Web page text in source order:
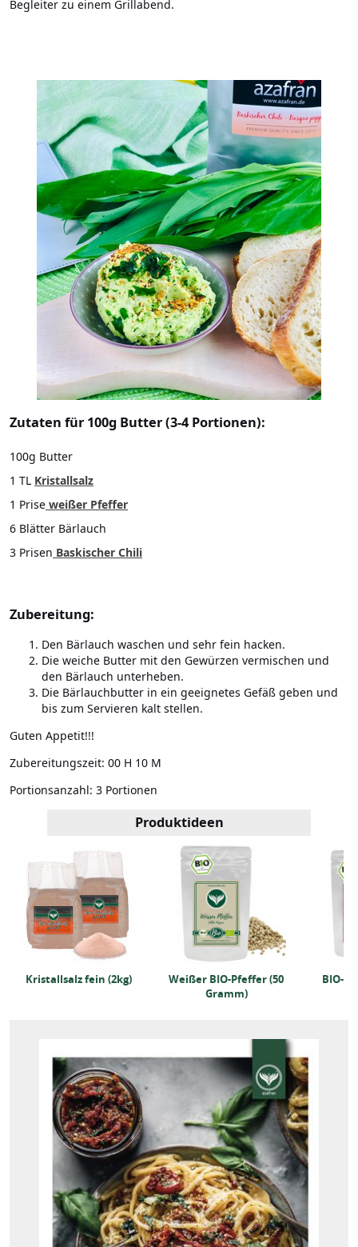
Begleiter zu einem Grillabend.
Zutaten für 100g Butter (3-4 Portionen):
100g Butter
1 TL Kristallsalz
1 Prise weißer Pfeffer
6 Blätter Bärlauch
3 Prisen Baskischer Chili
Zubereitung:
Den Bärlauch waschen und sehr fein hacken.
Die weiche Butter mit den Gewürzen vermischen und
den Bärlauch unterheben.
Die Bärlauchbutter in ein geeignetes Gefäß geben und
bis zum Servieren kalt stellen.
Guten Appetit!!!
Zubereitungszeit: 00 H 10 M
Portionsanzahl: 3 Portionen
Produktideen
Kristallsalz fein (2kg)
Weißer BIO-Pfeffer (50
Gramm)
BIO-